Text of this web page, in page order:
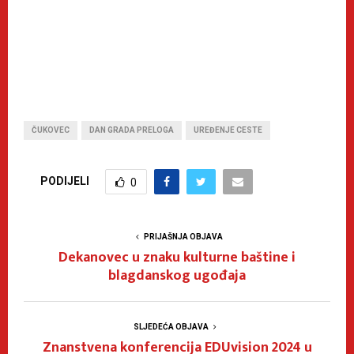
ČUKOVEC DAN GRADA PRELOGA UREĐENJE CESTE
PODIJELI 0
PRIJAŠNJA OBJAVA
Dekanovec u znaku kulturne baštine i
blagdanskog ugođaja
SLJEDEĆA OBJAVA
Znanstvena konferencija EDUvision 2024 u